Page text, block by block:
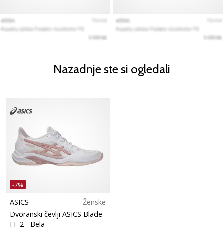
Nazadnje ste si ogledali
-7%
ASICS
Ženske
Dvoranski čevlji ASICS Blade
FF 2 - Bela